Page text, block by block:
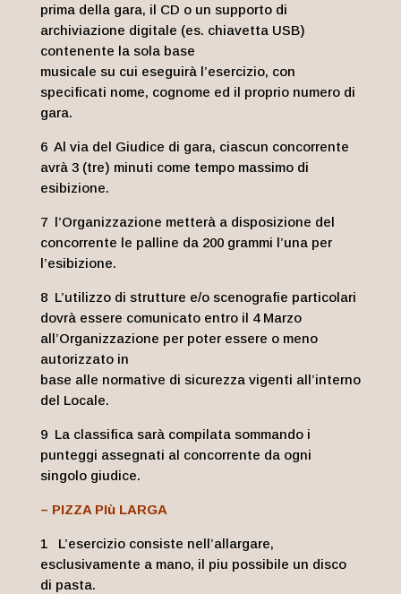
prima della gara, il CD o un supporto di
archiviazione digitale (es. chiavetta USB)
contenente la sola base
musicale su cui eseguirà l’esercizio, con
specificati nome, cognome ed il proprio numero di
gara.
6 Al via del Giudice di gara, ciascun concorrente
avrà 3 (tre) minuti come tempo massimo di
esibizione.
7 l’Organizzazione metterà a disposizione del
concorrente le palline da 200 grammi l’una per
l’esibizione.
8 L’utilizzo di strutture e/o scenografie particolari
dovrà essere comunicato entro il 4 Marzo
all’Organizzazione per poter essere o meno
autorizzato in
base alle normative di sicurezza vigenti all’interno
del Locale.
9 La classifica sarà compilata sommando i
punteggi assegnati al concorrente da ogni
singolo giudice.
– PIZZA PIù LARGA
1 L’esercizio consiste nell’allargare,
esclusivamente a mano, il piu possibile un disco
di pasta.